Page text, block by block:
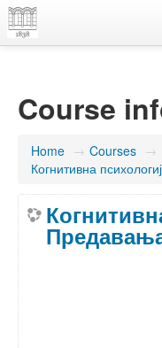
Course
Home → Courses →
Когнитивна